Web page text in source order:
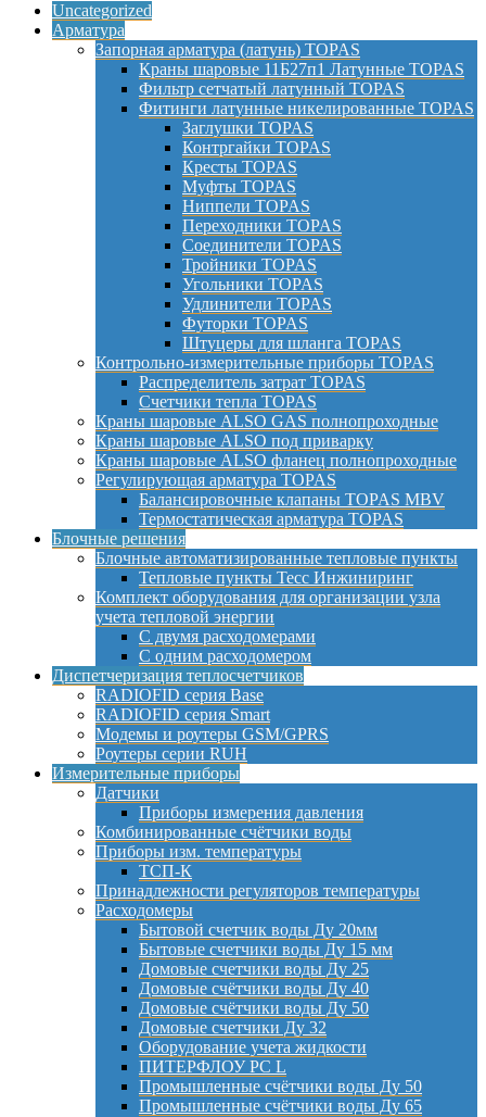
Uncategorized
Арматура
Запорная арматура (латунь) TOPAS
Краны шаровые 11Б27п1 Латунные TOPAS
Фильтр сетчатый латунный TOPAS
Фитинги латунные никелированные TOPAS
Заглушки TOPAS
Контргайки TOPAS
Кресты TOPAS
Муфты TOPAS
Ниппели TOPAS
Переходники TOPAS
Соединители TOPAS
Тройники TOPAS
Угольники TOPAS
Удлинители TOPAS
Футорки TOPAS
Штуцеры для шланга TOPAS
Контрольно-измерительные приборы TOPAS
Распределитель затрат TOPAS
Счетчики тепла TOPAS
Краны шаровые ALSO GAS полнопроходные
Краны шаровые ALSO под приварку
Краны шаровые ALSO фланец полнопроходные
Регулирующая арматура TOPAS
Балансировочные клапаны TOPAS MBV
Термостатическая арматура TOPAS
Блочные решения
Блочные автоматизированные тепловые пункты
Тепловые пункты Тесс Инжиниринг
Комплект оборудования для организации узла
учета тепловой энергии
С двумя расходомерами
С одним расходомером
Диспетчеризация теплосчетчиков
RADIOFID серия Base
RADIOFID серия Smart
Модемы и роутеры GSM/GPRS
Роутеры серии RUH
Измерительные приборы
Датчики
Приборы измерения давления
Комбинированные счётчики воды
Приборы изм. температуры
ТСП-К
Принадлежности регуляторов температуры
Расходомеры
Бытовой счетчик воды Ду 20мм
Бытовые счетчики воды Ду 15 мм
Домовые счетчики воды Ду 25
Домовые счётчики воды Ду 40
Домовые счётчики воды Ду 50
Домовые счетчики Ду 32
Оборудование учета жидкости
ПИТЕРФЛОУ РС L
Промышленные счётчики воды Ду 50
Промышленные счётчики воды Ду 65